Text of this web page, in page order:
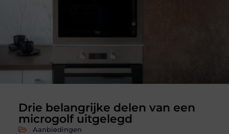
Drie belangrijke delen van een
microgolf uitgelegd
Aanbiedingen